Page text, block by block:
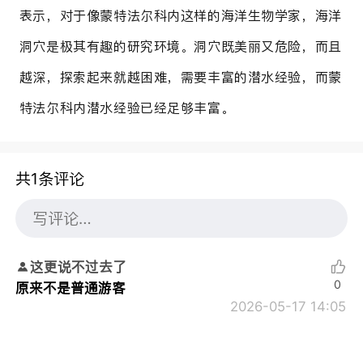
表示，对于像蒙特法尔科内这样的海洋生物学家，海洋
洞穴是极其有趣的研究环境。洞穴既美丽又危险，而且
越深，探索起来就越困难，需要丰富的潜水经验，而蒙
特法尔科内潜水经验已经足够丰富。
共1条评论
这更说不过去了
原来不是普通游客
2026-05-17 14:05
0